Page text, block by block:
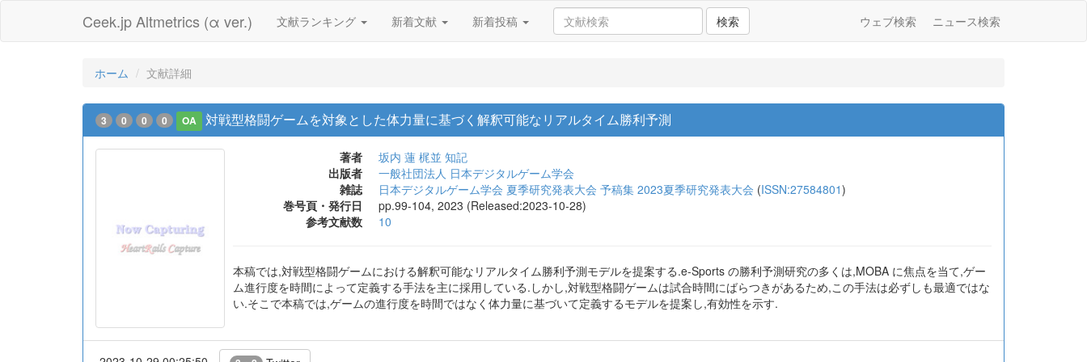
Ceek.jp Altmetrics (α ver.) 文献ランキング 新着文献 新着投稿 検索 ウェブ検索 ニュース検索
ホーム 文献詳細
3 0 0 0 OA 対戦型格闘ゲームを対象とした体力量に基づく解釈可能なリアルタイム勝利予測
著者 坂内 蓮 梶並 知記
出版者
一般社団法人 日本デジタルゲーム学会
雑誌
日本デジタルゲーム学会 夏季研究発表大会 予稿集 2023夏季研究発表大会 (ISSN:27584801)
巻号頁・発行日
pp.99-104, 2023 (Released:2023-10-28)
参考文献数
10
本稿では,対戦型格闘ゲームにおける解釈可能なリアルタイム勝利予測モデルを提案する.e-Sports の勝利予測研究の多くは,MOBA に焦点を当て,ゲー
ム進行度を時間によって定義する手法を主に採用している.しかし,対戦型格闘ゲームは試合時間にばらつきがあるため,この手法は必ずしも最適ではな
い.そこで本稿では,ゲームの進行度を時間ではなく体力量に基づいて定義するモデルを提案し,有効性を示す.